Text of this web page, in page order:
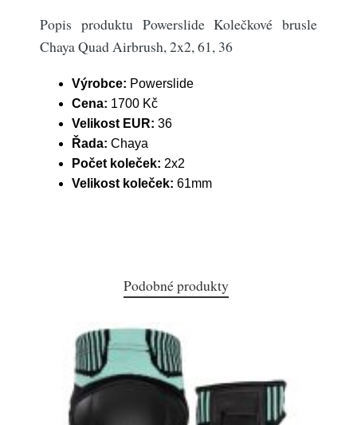
Popis produktu Powerslide Kolečkové brusle
Chaya Quad Airbrush, 2x2, 61, 36
Výrobce: Powerslide
Cena: 1700 Kč
Velikost EUR: 36
Řada: Chaya
Počet koleček: 2x2
Velikost koleček: 61mm
Podobné produkty